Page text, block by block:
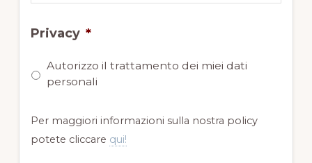
Privacy *
Autorizzo il trattamento dei miei dati
personali
Per maggiori informazioni sulla nostra policy
potete cliccare qui!